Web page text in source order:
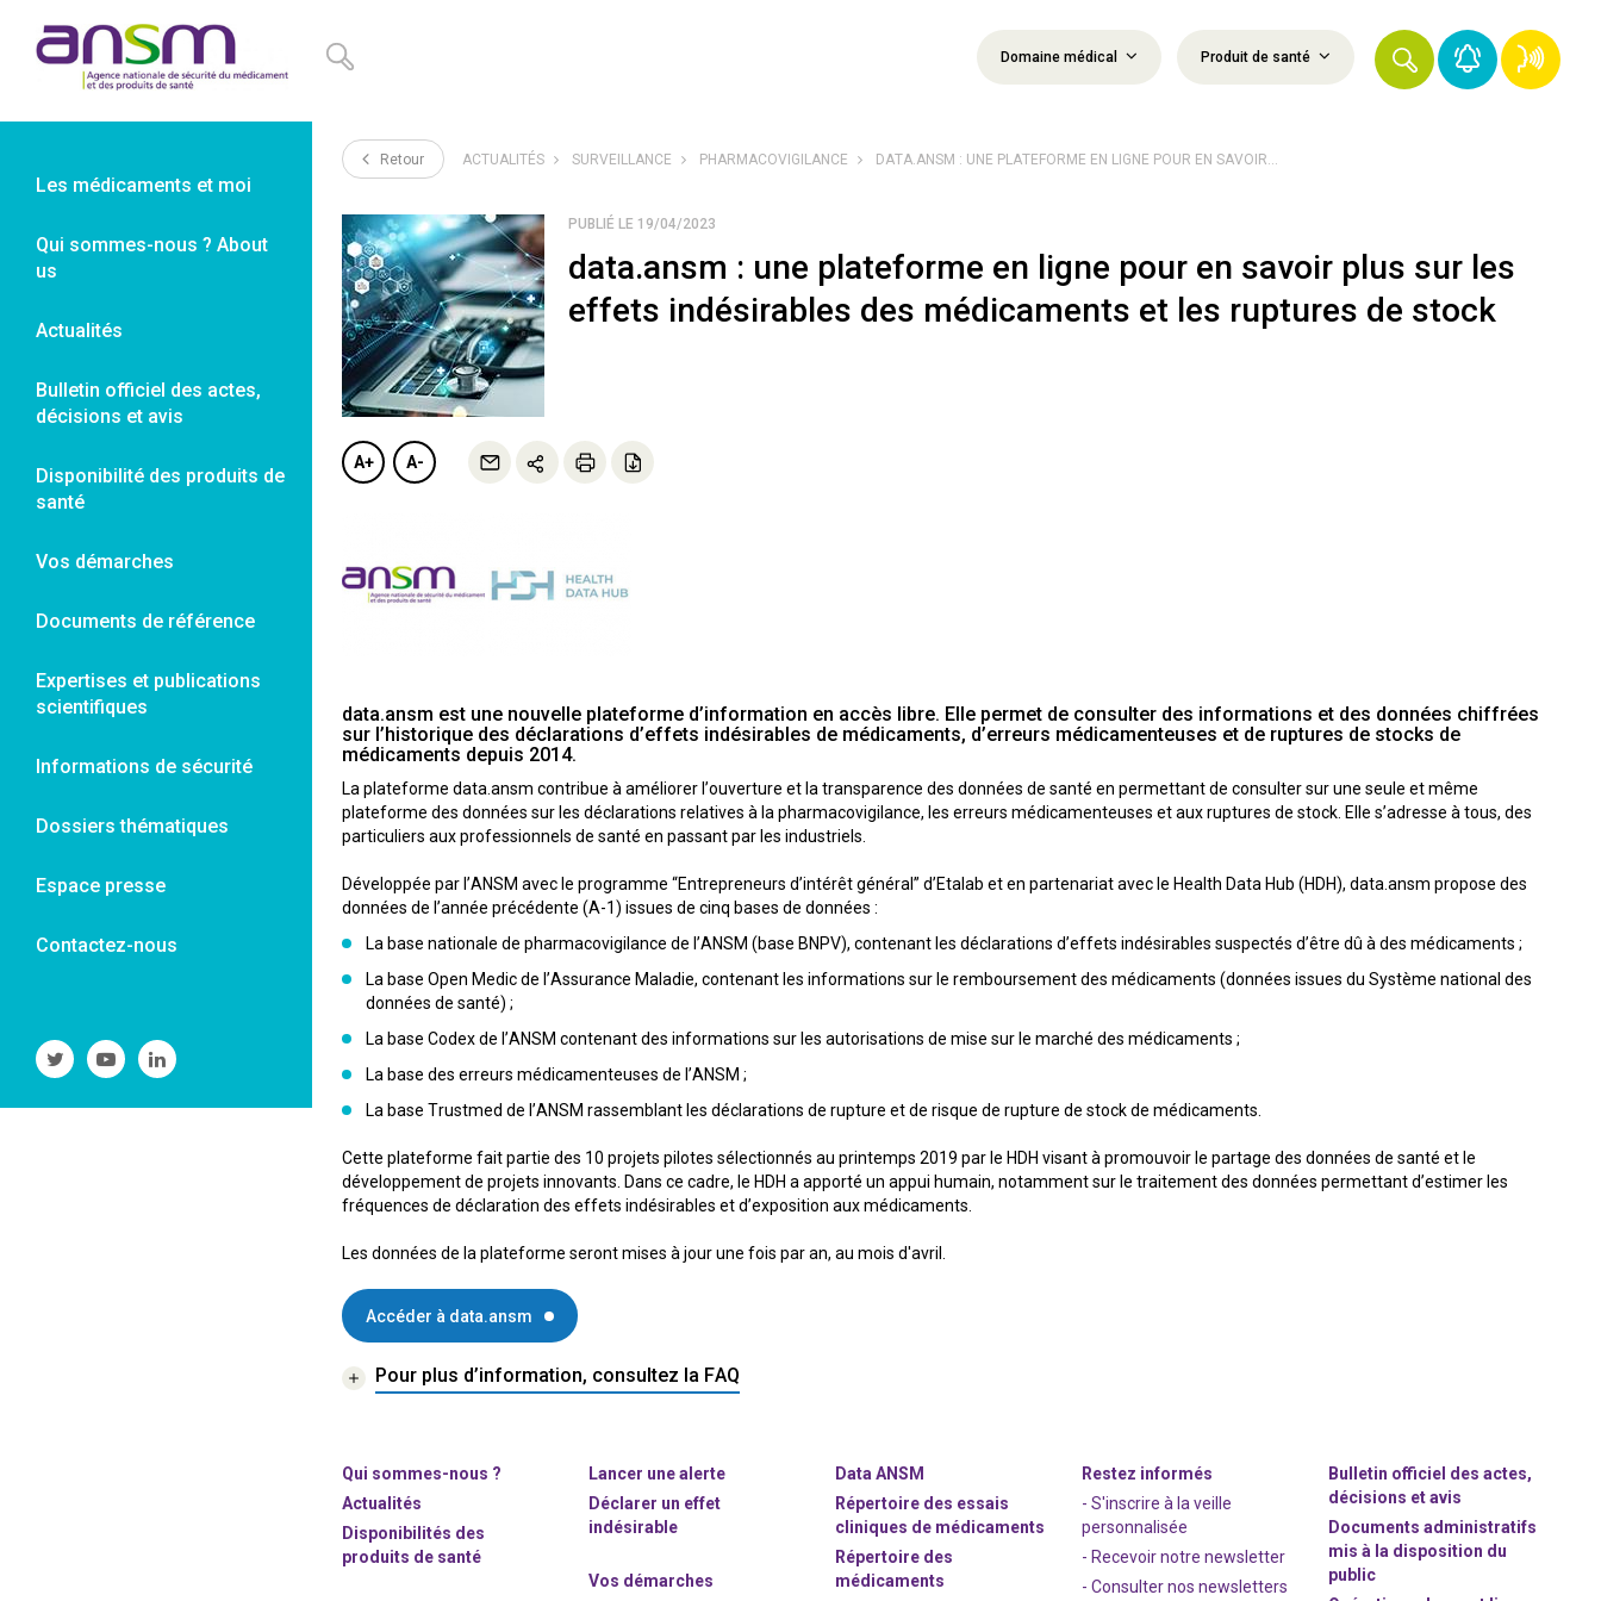
Domaine médical Produit de santé
Les médicaments et moi
Qui sommes-nous ? About
us
Actualités
Bulletin officiel des actes,
décisions et avis
Disponibilité des produits de
santé
Vos démarches
Documents de référence
Expertises et publications
scientifiques
Informations de sécurité
Dossiers thématiques
Espace presse
Contactez-nous
Suivre
l'ANSM
Twitter
Suivre
l'ANSM
Youtube
Suivre
l'ANSM
Linkedin
Retour ACTUALITÉS SURVEILLANCE PHARMACOVIGILANCE DATA.ANSM : UNE PLATEFORME EN LIGNE POUR EN SAVOIR...
PUBLIÉ LE 19/04/2023
data.ansm : une plateforme en ligne pour en savoir plus sur les
effets indésirables des médicaments et les ruptures de stock
A+ A-
data.ansm est une nouvelle plateforme d’information en accès libre. Elle permet de consulter des informations et des données chiffrées
sur l’historique des déclarations d’effets indésirables de médicaments, d’erreurs médicamenteuses et de ruptures de stocks de
médicaments depuis 2014.
La plateforme data.ansm contribue à améliorer l’ouverture et la transparence des données de santé en permettant de consulter sur une seule et même
plateforme des données sur les déclarations relatives à la pharmacovigilance, les erreurs médicamenteuses et aux ruptures de stock. Elle s’adresse à tous, des
particuliers aux professionnels de santé en passant par les industriels.
Développée par l’ANSM avec le programme “Entrepreneurs d’intérêt général” d’Etalab et en partenariat avec le Health Data Hub (HDH), data.ansm propose des
données de l’année précédente (A-1) issues de cinq bases de données :
La base nationale de pharmacovigilance de l’ANSM (base BNPV), contenant les déclarations d’effets indésirables suspectés d’être dû à des médicaments ;
La base Open Medic de l’Assurance Maladie, contenant les informations sur le remboursement des médicaments (données issues du Système national des
données de santé) ;
La base Codex de l’ANSM contenant des informations sur les autorisations de mise sur le marché des médicaments ;
La base des erreurs médicamenteuses de l’ANSM ;
La base Trustmed de l’ANSM rassemblant les déclarations de rupture et de risque de rupture de stock de médicaments.
Cette plateforme fait partie des 10 projets pilotes sélectionnés au printemps 2019 par le HDH visant à promouvoir le partage des données de santé et le
développement de projets innovants. Dans ce cadre, le HDH a apporté un appui humain, notamment sur le traitement des données permettant d’estimer les
fréquences de déclaration des effets indésirables et d’exposition aux médicaments.
Les données de la plateforme seront mises à jour une fois par an, au mois d'avril.
Accéder à data.ansm
Pour plus d’information, consultez la FAQ
Qui sommes-nous ?
Actualités
Disponibilités des
produits de santé
Lancer une alerte
Déclarer un effet
indésirable
Vos démarches
Data ANSM
Répertoire des essais
cliniques de médicaments
Répertoire des
médicaments
Restez informés
- S'inscrire à la veille
personnalisée
- Recevoir notre newsletter
- Consulter nos newsletters
Bulletin officiel des actes,
décisions et avis
Documents administratifs
mis à la disposition du
public